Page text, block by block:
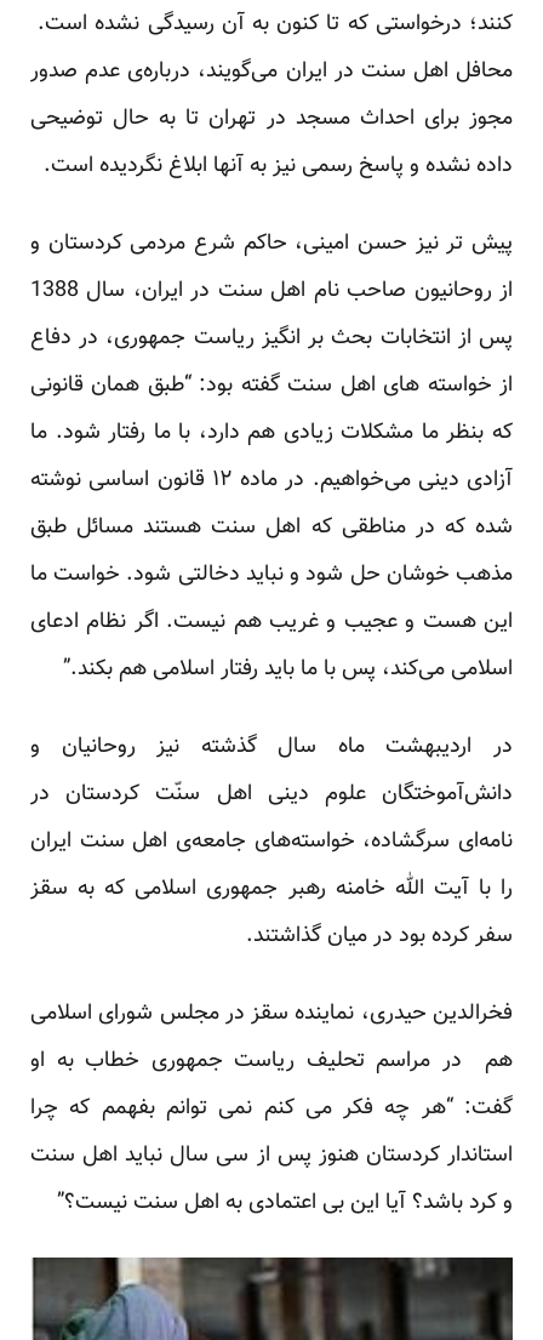
کنند؛ درخواستی که تا کنون به آن رسیدگی نشده است.
محافل اهل سنت در ایران می‌گویند، درباره‌ی عدم صدور
مجوز برای احداث مسجد در تهران تا به حال توضیحی
داده نشده و پاسخ رسمی نیز به آنها ابلاغ نگردیده است.
پیش تر نیز حسن امینی، حاکم شرع مردمی کردستان و
از روحانیون صاحب نام اهل سنت در ایران، سال 1388
پس از انتخابات بحث بر انگیز ریاست جمهوری، در دفاع
از خواسته های اهل سنت گفته بود: “طبق همان قانونی
که بنظر ما مشکلات زیادی هم دارد، با ما رفتار شود. ما
آزادی دینی می‌خواهیم. در ماده ۱۲ قانون اساسی نوشته
شده که در مناطقی که اهل سنت هستند مسائل طبق
مذهب خوشان حل شود و نباید دخالتی شود. خواست ما
این هست و عجیب و غریب هم نیست. اگر نظام ادعای
اسلامی می‌کند، پس با ما باید رفتار اسلامی هم بکند.”
در اردیبهشت ماه سال گذشته نیز روحانیان و
دانش‌آموختگان علوم دینی اهل سنّت کردستان در
نامه‌ای سرگشاده‌، خواسته‌های جامعه‌ی اهل سنت ایران
را با آیت الله خامنه رهبر جمهوری اسلامی که به سقز
سفر کرده بود در میان گذاشتند.
فخرالدین حیدری، نماینده سقز در مجلس شورای اسلامی
هم در مراسم تحلیف ریاست جمهوری خطاب به او
گفت: “هر چه فکر می کنم نمی توانم بفهمم که چرا
استاندار کردستان هنوز پس از سی سال نباید اهل سنت
و کرد باشد؟ آیا این بی اعتمادی به اهل سنت نیست؟”